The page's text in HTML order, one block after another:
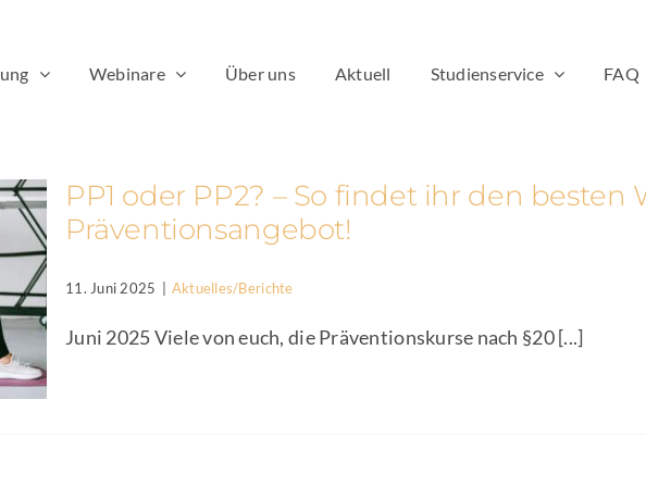
Webinare Über uns Aktuell Studienservice FAQ
PP1 oder PP2? – So findet ihr den besten
Präventionsangebot!
11. Juni 2025 | Aktuelles/Berichte
Juni 2025 Viele von euch, die Präventionskurse nach §20 [...]